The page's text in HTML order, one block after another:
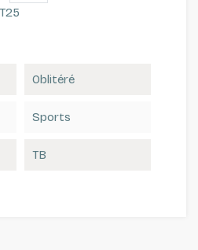
Oblitéré
Sports
TB